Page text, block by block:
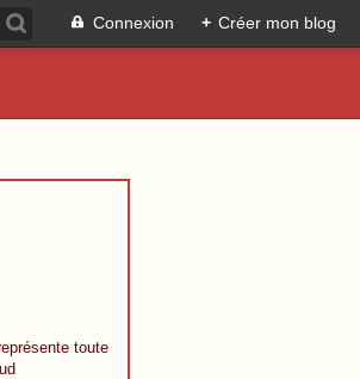
Connexion + Créer mon blog
toute